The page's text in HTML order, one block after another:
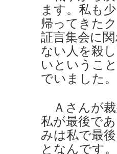
ます。私も
帰ってきた
証言集会に
ない人を殺
いというこ
でいました。
Ａさんが裁
私が最後で
みは私で最
となんです。